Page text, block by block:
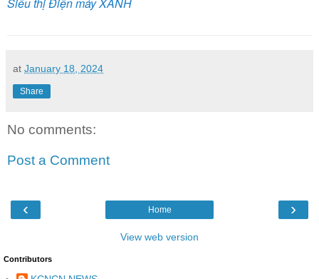
at January 18, 2024
Share
No comments:
Post a Comment
‹ ›
Home
View web version
Contributors